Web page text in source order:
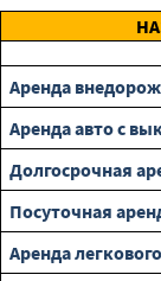
Аренда
Аренда авто с
Долгосрочная
Посуточная
Аренда